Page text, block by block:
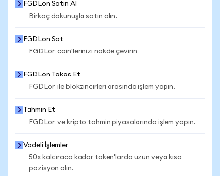
FGDLon Satın Al
Birkaç dokunuşla satın alın.
FGDLon Sat
FGDLon coin'lerinizi nakde çevirin.
FGDLon Takas Et
FGDLon ile blokzincirleri arasında işlem yapın.
Tahmin Et
FGDLon ve kripto tahmin piyasalarında işlem yapın.
Vadeli İşlemler
50x kaldıraca kadar token'larda uzun veya kısa
pozisyon alın.